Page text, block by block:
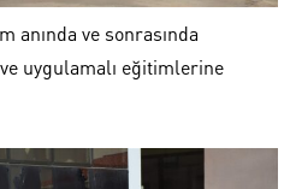
ve sonrasında
uygulamalı eğitimlerine